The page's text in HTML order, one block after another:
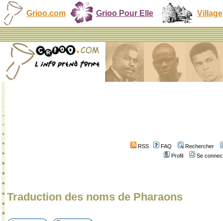
Grioo.com Grioo Pour Elle Village
RSS FAQ
Rechercher
Profil
Se
Traduction des noms de Pharaons